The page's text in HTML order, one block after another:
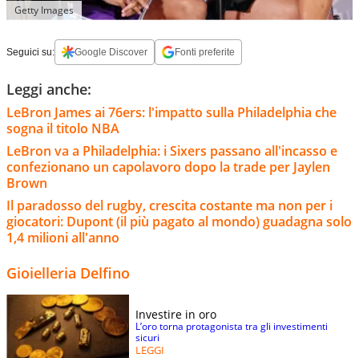
Getty Images
Seguici su: Google Discover Fonti preferite
Leggi anche:
LeBron James ai 76ers: l'impatto sulla Philadelphia che
sogna il titolo NBA
LeBron va a Philadelphia: i Sixers passano all'incasso e
confezionano un capolavoro dopo la trade per Jaylen
Brown
Il paradosso del rugby, crescita costante ma non per i
giocatori: Dupont (il più pagato al mondo) guadagna solo
1,4 milioni all'anno
Gioielleria Delfino
Investire in oro
L’oro torna protagonista tra gli investimenti
sicuri
LEGGI